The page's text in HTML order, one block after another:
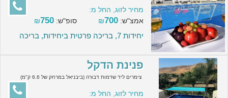
מחיר לזוג, החל מ:
אמצ"ש:
₪700 סופ"ש: ₪750
יחידות 7, בריכה פרטית ביחידות, בריכה
פנינת הדקל
צימרים ליד שדמות דבורה (ביבניאל במרחק של 6.6 ק"מ)
מחיר לזוג, החל מ: